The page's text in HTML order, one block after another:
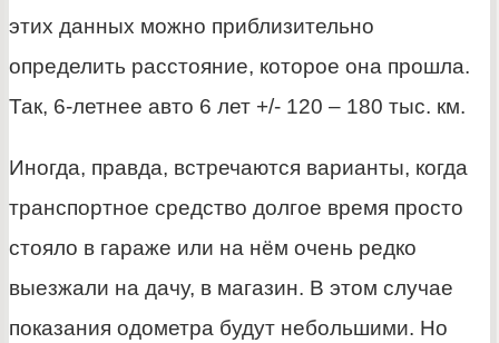
этих данных можно приблизительно
определить расстояние, которое она прошла.
Так, 6-летнее авто 6 лет +/- 120 – 180 тыс. км.
Иногда, правда, встречаются варианты, когда
транспортное средство долгое время просто
стояло в гараже или на нём очень редко
выезжали на дачу, в магазин. В этом случае
показания одометра будут небольшими. Но